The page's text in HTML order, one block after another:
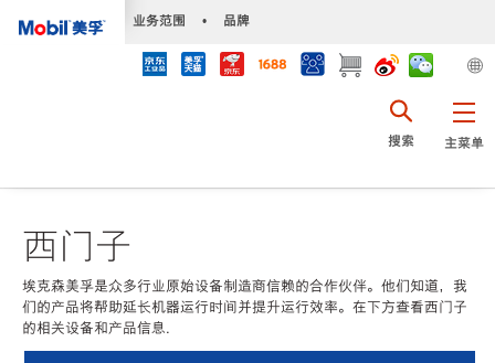
业务范围 • 品牌
主菜单
搜索
西门子
埃克森美孚是众多行业原始设备制造商信赖的合作伙伴。他们知道，我
们的产品将帮助延长机器运行时间并提升运行效率。在下方查看西门子
的相关设备和产品信息.